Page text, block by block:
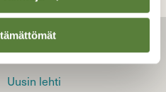
LEHTI
Uusin lehti